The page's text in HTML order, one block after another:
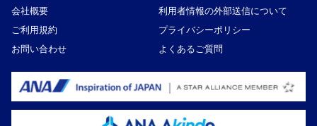
会社概要
利用者情報の外部送信について
ご利用規約
プライバシーポリシー
お問い合わせ
よくあるご質問